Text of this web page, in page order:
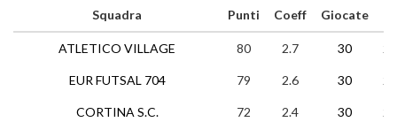
Squadra
ATLETICO VILLAGE
EUR FUTSAL 704
CORTINA S.C.
Punti Coeff Giocate
80 2.7 30
79 2.6 30
72 2.4 30